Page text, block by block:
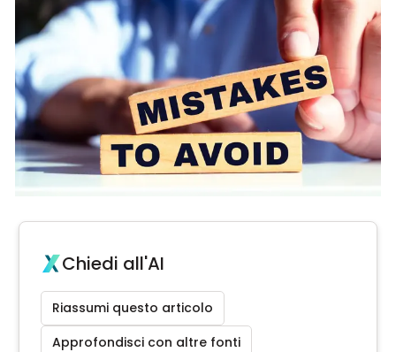
Chiedi all'AI
Riassumi questo articolo
Approfondisci con altre fonti